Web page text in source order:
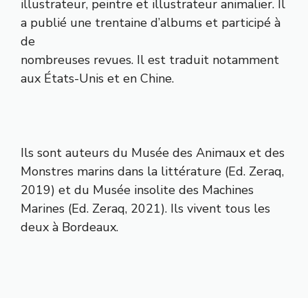
illustrateur, peintre et illustrateur animalier. Il
a publié une trentaine d’albums et participé à
de
nombreuses revues. Il est traduit notamment
aux États-Unis et en Chine.
Ils sont auteurs du Musée des Animaux et des
Monstres marins dans la littérature (Ed. Zeraq,
2019) et du Musée insolite des Machines
Marines (Ed. Zeraq, 2021). Ils vivent tous les
deux à Bordeaux.